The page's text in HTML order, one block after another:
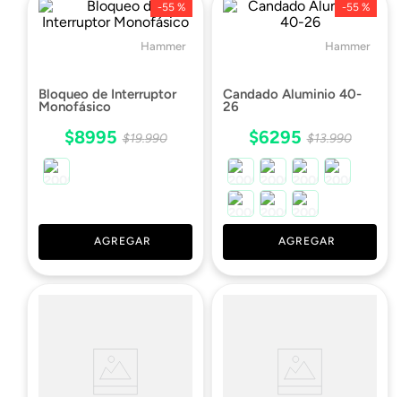
-55 %
Hammer
Bloqueo de Interruptor
Monofásico
$8995 $19.990
AGREGAR
-55 %
Hammer
Candado Aluminio 40-
26
$6295 $13.990
AGREGAR